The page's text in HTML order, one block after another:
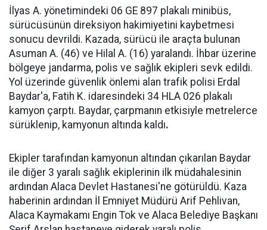
İlyas A. yönetimindeki 06 GE 897 plakalı minibüs,
sürücüsünün direksiyon hakimiyetini kaybetmesi
sonucu devrildi. Kazada, sürücü ile araçta bulunan
Asuman A. (46) ve Hilal A. (16) yaralandı. İhbar üzerine
bölgeye jandarma, polis ve sağlık ekipleri sevk edildi.
Yol üzerinde güvenlik önlemi alan trafik polisi Erdal
Baydar'a, Fatih K. idaresindeki 34 HLA 026 plakalı
kamyon çarptı. Baydar, çarpmanın etkisiyle metrelerce
sürüklenip, kamyonun altında kaldı.
Ekipler tarafından kamyonun altından çıkarılan Baydar
ile diğer 3 yaralı sağlık ekiplerinin ilk müdahalesinin
ardından Alaca Devlet Hastanesi'ne götürüldü. Kaza
haberinin ardından İl Emniyet Müdürü Arif Pehlivan,
Alaca Kaymakamı Engin Tok ve Alaca Belediye Başkanı